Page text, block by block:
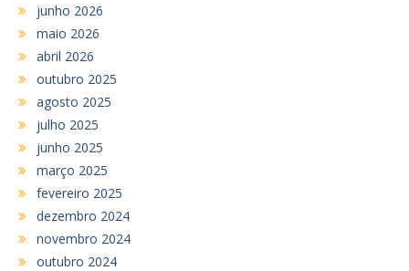
junho 2026
maio 2026
abril 2026
outubro 2025
agosto 2025
julho 2025
junho 2025
março 2025
fevereiro 2025
dezembro 2024
novembro 2024
outubro 2024